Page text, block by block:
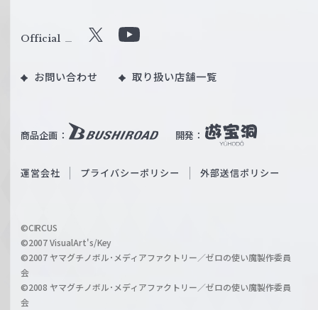
ル
W
ß
c
a
r
z
商品企画： 開発：
Official X
u
b
O
i
l
お問い合わせ 取り扱い店舗一覧
運営会社 プライバシーポリシー 外部送信ポリシー
©CIRCUS
©2007 VisualArt's/Key
©2007 ヤマグチノボル･メディアファクトリー／ゼロの使い魔製作委員
会
©2008 ヤマグチノボル･メディアファクトリー／ゼロの使い魔製作委員
会